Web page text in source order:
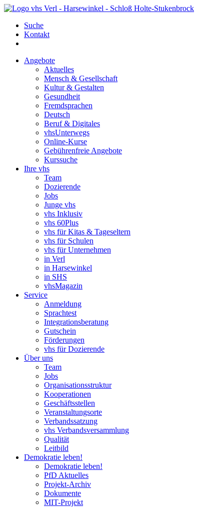
Suche
Kontakt
Angebote
Aktuelles
Mensch & Gesellschaft
Kultur & Gestalten
Gesundheit
Fremdsprachen
Deutsch
Beruf & Digitales
vhsUnterwegs
Online-Kurse
Gebührenfreie Angebote
Kurssuche
Ihre vhs
Team
Dozierende
Jobs
Junge vhs
vhs Inklusiv
vhs 60Plus
vhs für Kitas & Tageseltern
vhs für Schulen
vhs für Unternehmen
in Verl
in Harsewinkel
in SHS
vhsMagazin
Service
Anmeldung
Sprachtest
Integrationsberatung
Gutschein
Förderungen
vhs für Dozierende
Über uns
Team
Jobs
Organisationsstruktur
Kooperationen
Geschäftsstellen
Veranstaltungsorte
Verbandssatzung
vhs Verbandsversammlung
Qualität
Leitbild
Demokratie leben!
Demokratie leben!
PfD Aktuelles
Projekt-Archiv
Dokumente
MIT-Projekt